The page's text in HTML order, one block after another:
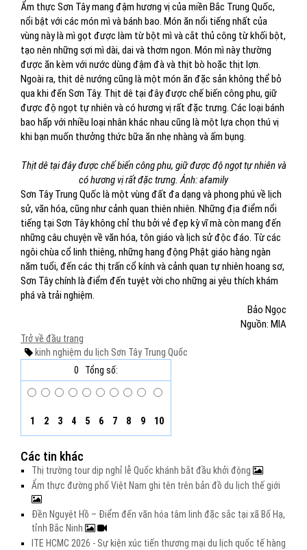
Ẩm thực Sơn Tây mang đậm hương vị của miền Bắc Trung Quốc,
nổi bật với các món mì và bánh bao. Món ăn nổi tiếng nhất của
vùng này là mì gọt được làm từ bột mì và cắt thủ công từ khối bột,
tạo nên những sợi mì dài, dai và thơm ngon. Món mì này thường
được ăn kèm với nước dùng đậm đà và thịt bò hoặc thịt lợn.
Ngoài ra, thịt dê nướng cũng là một món ăn đặc sản không thể bỏ
qua khi đến Sơn Tây. Thịt dê tại đây được chế biến công phu, giữ
được độ ngọt tự nhiên và có hương vị rất đặc trưng. Các loại bánh
bao hấp với nhiều loại nhân khác nhau cũng là một lựa chọn thú vị
khi bạn muốn thưởng thức bữa ăn nhẹ nhàng và ấm bụng.
Thịt dê tại đây được chế biến công phu, giữ được độ ngọt tự nhiên và
có hương vị rất đặc trưng. Ảnh: afamily
Sơn Tây Trung Quốc là một vùng đất đa dạng và phong phú về lịch
sử, văn hóa, cũng như cảnh quan thiên nhiên. Những địa điểm nổi
tiếng tại Sơn Tây không chỉ thu bởi vẻ đẹp kỳ vĩ mà còn mang đến
những câu chuyện về văn hóa, tôn giáo và lịch sử độc đáo. Từ các
ngôi chùa cổ linh thiêng, những hang động Phật giáo hàng ngàn
năm tuổi, đến các thị trấn cổ kính và cảnh quan tự nhiên hoang sơ,
Sơn Tây chính là điểm đến tuyệt vời cho những ai yêu thích khám
phá và trải nghiệm.
Bảo Ngọc
Nguồn: MIA
Trở về đầu trang
kinh nghiệm du lịch Sơn Tây Trung Quốc
0
Tổng số:
1 2 3 4 5 6 7 8 9 10
Các tin khác
Thị trường tour dịp nghỉ lễ Quốc khánh bắt đầu khởi động
Ẩm thực đường phố Việt Nam ghi tên trên bản đồ du lịch thế giới
Đền Nguyệt Hồ – Điểm đến văn hóa tâm linh đặc sắc tại xã Bố Hạ,
tỉnh Bắc Ninh
ITE HCMC 2026 - Sự kiện xúc tiến thương mại du lịch quốc tế hàng